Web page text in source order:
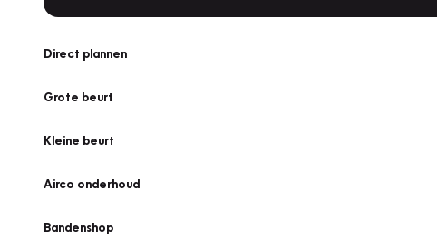
Direct plannen
Grote beurt
Kleine beurt
Airco onderhoud
Bandenshop